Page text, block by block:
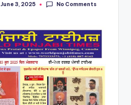
June 3, 2025 No Comments